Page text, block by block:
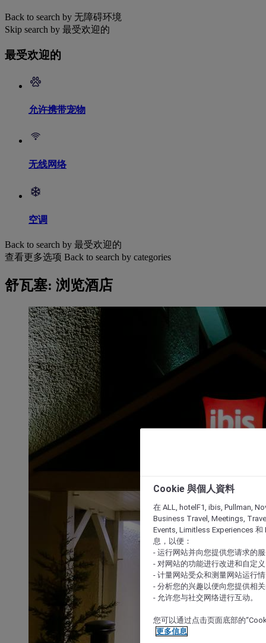
Back to search by 无障碍环境
Skip search by 最受欢迎的
最受欢迎的
允许携带宠物
无线网络
空调
Back to search by 最受欢迎的
查看更多选项 Back to search by categories
舒瓦塞: 浏览酒店
Cookie 與個人資料
在 ALL, hotelF1, ibis, Pullman,
Business Travel, Meetings,
Events, Limitless Experiences 和
息，以便：
- 运行网站并向您提供您请求的
- 对网站的功能进行改进和自定义
- 计量网站受众和测量网站运行
- 分析您的兴趣以便向您提供相
- 允许您与社交网络进行互动。
您可以通过点击页面底部的
更多信息